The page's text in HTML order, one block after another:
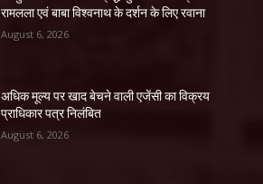
रामलला एवं बाबा विश्वनाथ के दर्शन के लिए रवाना
August 6, 2026
अधिक मूल्य पर खाद बेचने वाली एजेंसी का विक्रय
प्राधिकार पत्र निलंबित
August 6, 2026